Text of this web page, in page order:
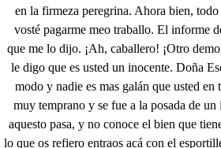
en la firmeza peregrina. Ahora bien,
vosté pagarme meo traballo. El informe
que me lo dijo. ¡Ah, caballero! ¡Otro
le digo que es usted un inocente. Doña
modo y nadie es mas galán que usted
muy temprano y se fue a la posada de
aquesto pasa, y no conoce el bien que
lo que os refiero entraos acá con el